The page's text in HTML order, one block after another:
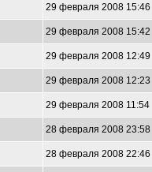
29 февраля 2008 15:46
29 февраля 2008 15:42
29 февраля 2008 12:49
29 февраля 2008 12:23
29 февраля 2008 11:54
28 февраля 2008 23:58
28 февраля 2008 22:46